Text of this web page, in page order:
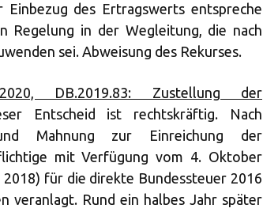
des Ertragswerts entspreche
Regelung in der Wegleitung, die nach
sei. Abweisung des Rekurses.
DB.2019.83: Zustellung der
Entscheid ist rechtskräftig. Nach
Mahnung zur Einreichung der
mit Verfügung vom 4. Oktober
für die direkte Bundessteuer 2016
veranlagt. Rund ein halbes Jahr später